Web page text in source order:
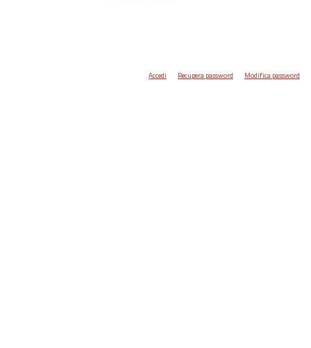
Accedi Recupera password Modifica password